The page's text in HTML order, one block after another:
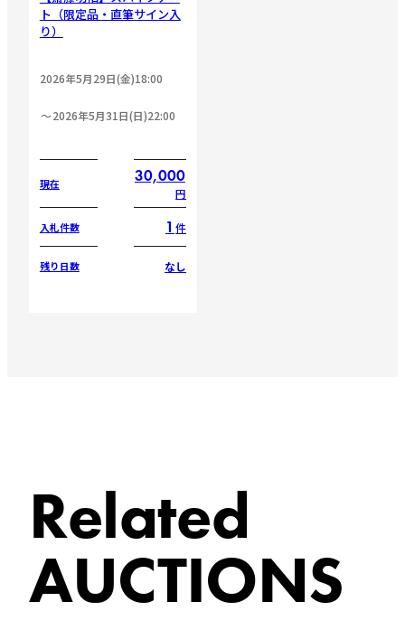
ト（限定品・直筆サイン入
り）
2026年5月29日(金)18:00
2026年5月31日(日)22:00
現在 30,000
円
入札件数 1 件
残り日数 なし
Related
AUCTIONS